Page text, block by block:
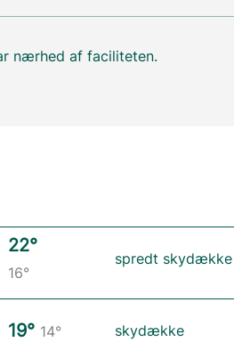
nærhed af faciliteten.
22°
16°
spredt skydække
19° 14° skydække